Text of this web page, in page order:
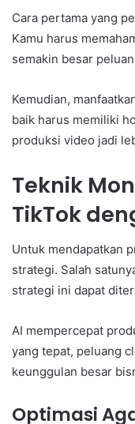
Cara pertama yang
Kamu harus
semakin besar
Kemudian,
baik harus memiliki
produksi video jadi
Teknik
TikTok
Untuk mendapatkan
strategi. Salah
strategi ini dapat
AI mempercepat
yang tepat, peluang
keunggulan besar
Optimasi